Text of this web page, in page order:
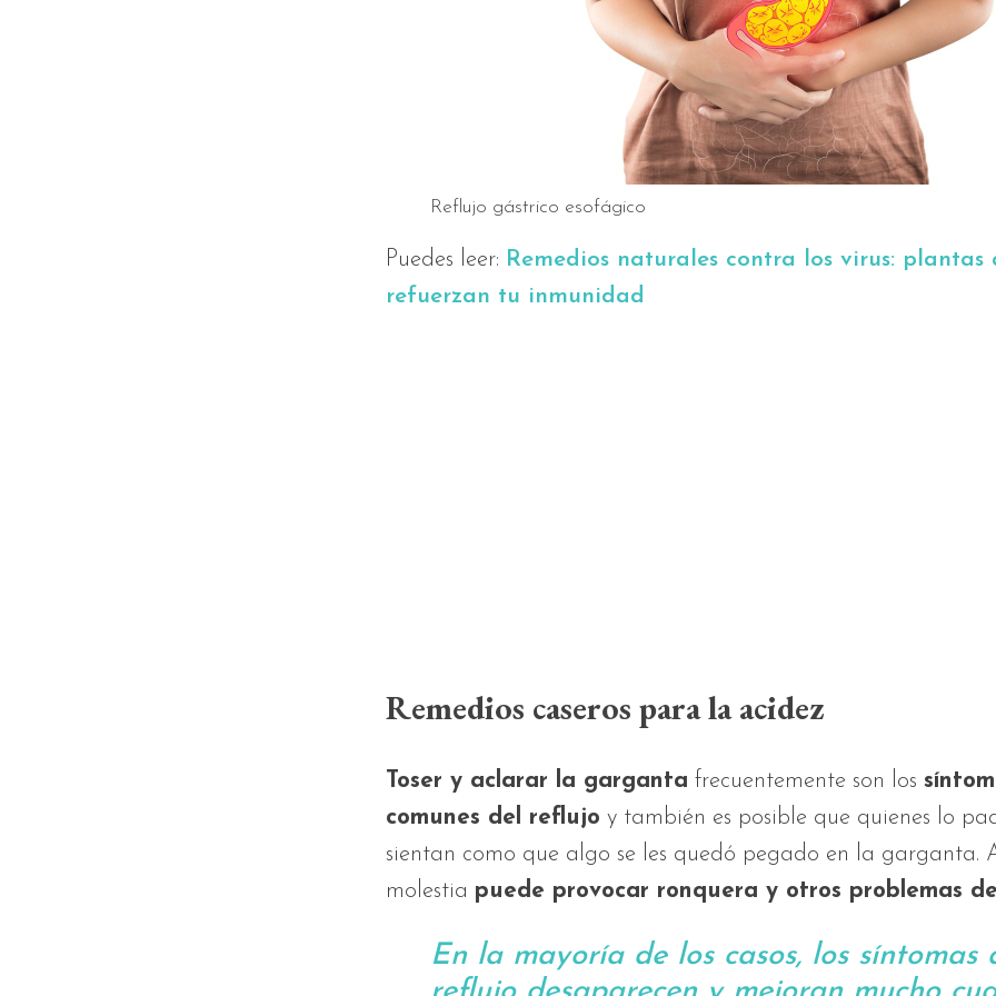
Reflujo gástrico esofágico
Puedes leer: Remedios naturales contra los virus: plantas
refuerzan tu inmunidad
Remedios caseros para la acidez
Toser y aclarar la garganta frecuentemente son los
comunes del reflujo y también es posible que quienes lo
sientan como que algo se les quedó pegado en la garganta.
molestia puede provocar ronquera y otros problemas
En la mayoría de los casos, los síntomas